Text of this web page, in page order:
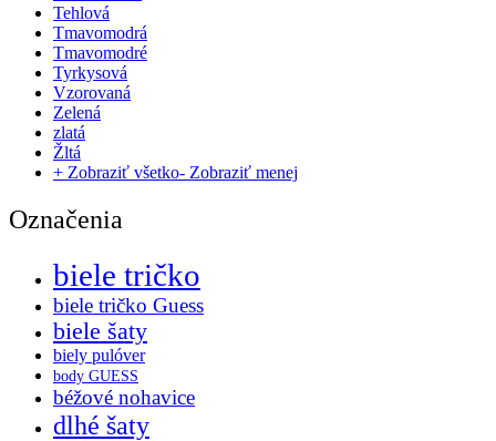
Tehlová
Tmavomodrá
Tmavomodré
Tyrkysová
Vzorovaná
Zelená
zlatá
Žltá
+ Zobraziť všetko- Zobraziť menej
Označenia
biele tričko
biele tričko Guess
biele šaty
biely pulóver
body GUESS
béžové nohavice
dlhé šaty